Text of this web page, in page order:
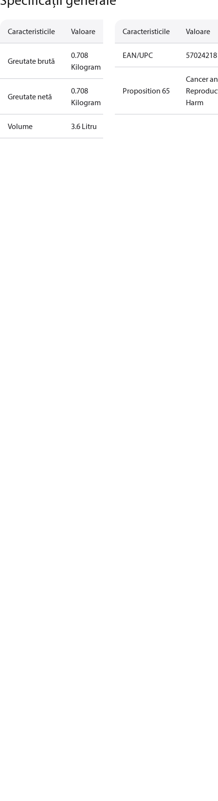
Caracteristicile Valoare
Greutate brută
0.708
Kilogram
Greutate netă
0.708
Kilogram
Volume 3.6 Litru
Caracteristicile Valoare
EAN/UPC
Proposition 65
Cancer
Harm